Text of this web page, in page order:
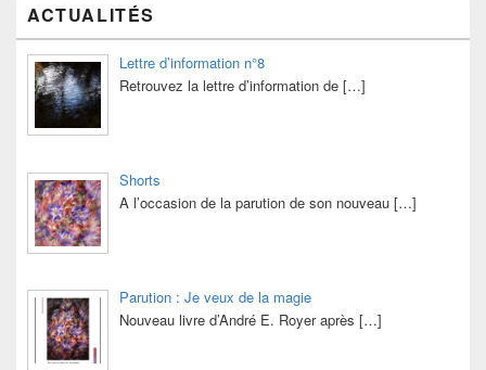
barre
latérale
ACTUALITÉS
Lettre d’information n°8
Retrouvez la lettre d’information de […]
Shorts
A l’occasion de la parution de son nouveau […]
Parution : Je veux de la magie
Nouveau livre d’André E. Royer après […]